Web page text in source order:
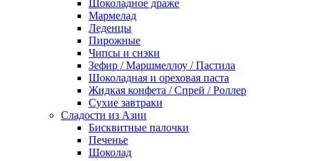
Шоколадное драже
Мармелад
Леденцы
Пирожные
Чипсы и снэки
Зефир / Маршмеллоу / Пастила
Шоколадная и ореховая паста
Жидкая конфета / Спрей / Роллер
Сухие завтраки
Сладости из Азии
Бисквитные палочки
Печенье
Шоколад